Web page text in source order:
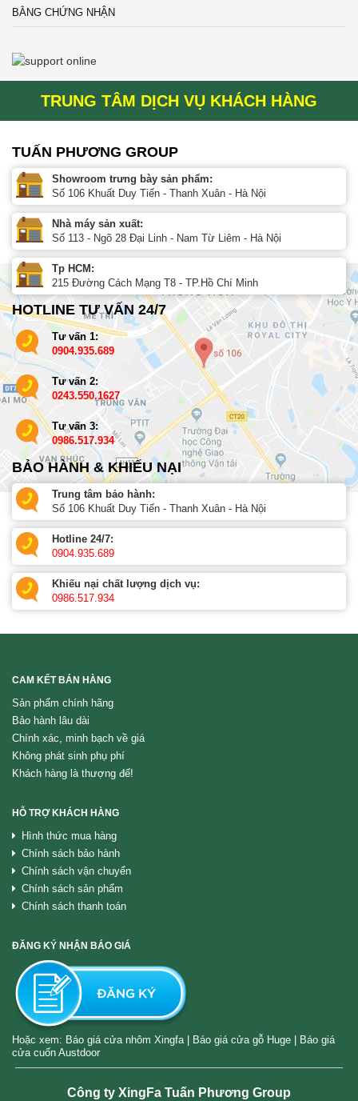
BẰNG CHỨNG NHẬN
TRUNG TÂM DỊCH VỤ KHÁCH HÀNG
TUẤN PHƯƠNG GROUP
Showroom trưng bày sản phẩm:
Số 106 Khuất Duy Tiến - Thanh Xuân - Hà Nội
Nhà máy sản xuất:
Số 113 - Ngõ 28 Đại Linh - Nam Từ Liêm - Hà Nội
Tp HCM:
215 Đường Cách Mạng T8 - TP.Hồ Chí Minh
HOTLINE TƯ VẤN 24/7
Tư vấn 1:
0904.935.689
Tư vấn 2:
0243.550.1627
Tư vấn 3:
0986.517.934
BẢO HÀNH & KHIẾU NẠI
Trung tâm bảo hành:
Số 106 Khuất Duy Tiến - Thanh Xuân - Hà Nội
Hotline 24/7:
0904.935.689
Khiếu nại chất lượng dịch vụ:
0986.517.934
CAM KẾT BÁN HÀNG
Sản phẩm chính hãng
Bảo hành lâu dài
Chính xác, minh bạch về giá
Không phát sinh phụ phí
Khách hàng là thượng đế!
HỖ TRỢ KHÁCH HÀNG
Hình thức mua hàng
Chính sách bảo hành
Chính sách vận chuyển
Chính sách sản phẩm
Chính sách thanh toán
ĐĂNG KÝ NHẬN BÁO GIÁ
Hoặc xem: Báo giá cửa nhôm Xingfa | Báo giá cửa gỗ Huge | Báo giá
cửa cuốn Austdoor
Công ty XingFa Tuấn Phương Group